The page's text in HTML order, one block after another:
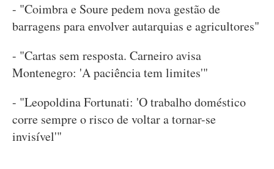
- "Coimbra e Soure pedem nova gestão de
barragens para envolver autarquias e agricultores"
- "Cartas sem resposta. Carneiro avisa
Montenegro: 'A paciência tem limites'"
- "Leopoldina Fortunati: 'O trabalho doméstico
corre sempre o risco de voltar a tornar-se
invisível'"